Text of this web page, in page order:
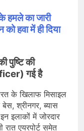
हमले का जारी
को हवा में ही दिया
पुष्टि की
गई है
के खिलाफ मिसाइल
श्रीनगर, ब्यास
इलाकों में जोरदार
एयरपोर्ट समेत